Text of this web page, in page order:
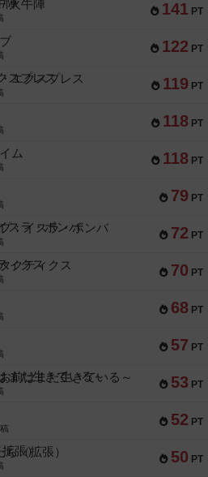
141 PT
火牛陣
122 PT
119 PT
エクスプレス
118 PT
118 PT
ム
79 PT
72 PT
：イスラ・ボンバ
70 PT
クティクス
68 PT
57 PT
53 PT
前はまだ生きている～
52 PT
50 PT
（拡張）